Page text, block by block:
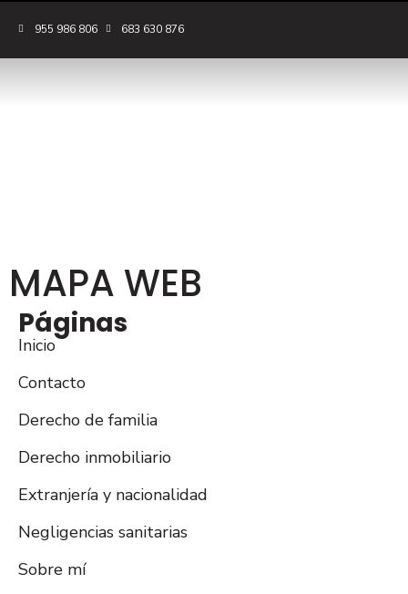
955 986 806 683 630 876
MAPA WEB
Páginas
Inicio
Contacto
Derecho de familia
Derecho inmobiliario
Extranjería y nacionalidad
Negligencias sanitarias
Sobre mí